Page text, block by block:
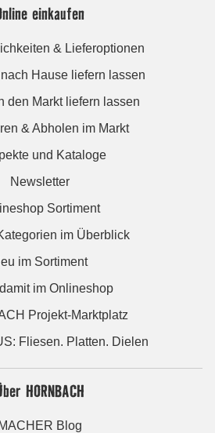
einkaufen
& Lieferoptionen
Hause liefern lassen
den Markt liefern lassen
& Abholen im Markt
und Kataloge
Newsletter
Sortiment
im Überblick
im Sortiment
im Onlineshop
Projekt-Marktplatz
Fliesen. Platten. Dielen
HORNBACH
MACHER Blog